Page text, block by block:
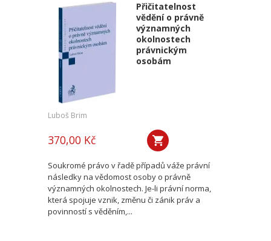
Přičitatelnost
vědění o právně
významných
okolnostech
právnickým
osobám
Luboš Brim
370,00 Kč
Soukromé právo v řadě případů váže právní
následky na vědomost osoby o právně
významných okolnostech. Je-li právní norma,
která spojuje vznik, změnu či zánik práv a
povinností s věděním,...